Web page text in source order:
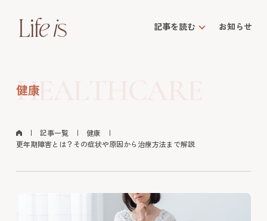
記事を読む お知らせ
HEALTHCARE
健康
記事一覧
健康
更年期障害とは？その症状や原因から治療方法まで解説